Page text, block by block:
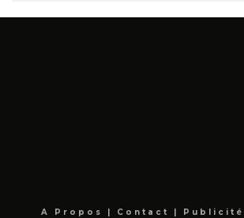
A Propos | Contact | Publicité